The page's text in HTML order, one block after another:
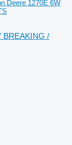
Deere 1270E 6W
BREAKING /